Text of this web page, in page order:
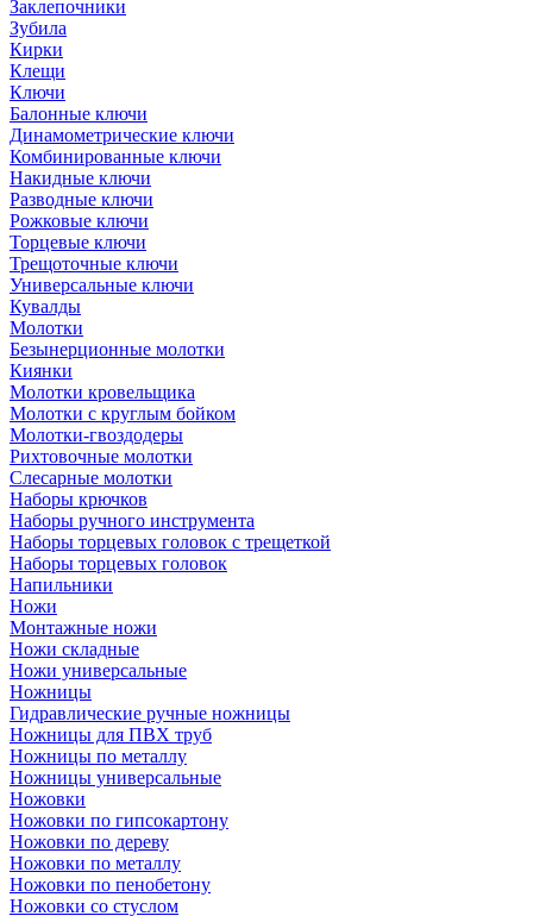
Заклепочники
Зубила
Кирки
Клещи
Ключи
Балонные ключи
Динамометрические ключи
Комбинированные ключи
Накидные ключи
Разводные ключи
Рожковые ключи
Торцевые ключи
Трещоточные ключи
Универсальные ключи
Кувалды
Молотки
Безынерционные молотки
Киянки
Молотки кровельщика
Молотки с круглым бойком
Молотки-гвоздодеры
Рихтовочные молотки
Слесарные молотки
Наборы крючков
Наборы ручного инструмента
Наборы торцевых головок с трещеткой
Наборы торцевых головок
Напильники
Ножи
Монтажные ножи
Ножи складные
Ножи универсальные
Ножницы
Гидравлические ручные ножницы
Ножницы для ПВХ труб
Ножницы по металлу
Ножницы универсальные
Ножовки
Ножовки по гипсокартону
Ножовки по дереву
Ножовки по металлу
Ножовки по пенобетону
Ножовки со стуслом